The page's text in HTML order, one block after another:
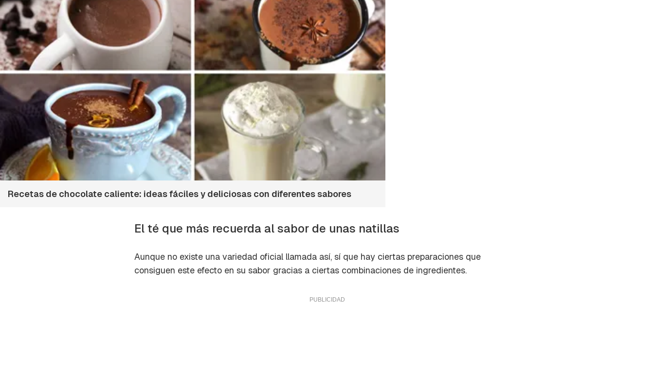
Recetas de chocolate caliente: ideas fáciles y deliciosas con diferentes sabores
El té que más recuerda al sabor de unas natillas
Aunque no existe una variedad oficial llamada así, sí que hay ciertas preparaciones que
consiguen este efecto en su sabor gracias a ciertas combinaciones de ingredientes.